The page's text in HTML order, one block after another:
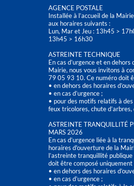
AGENCE POSTALE
Installée à l’accueil de la
aux horaires suivants :
Lun, Mar et Jeu : 13h45 >
13h45 > 16h30
ASTREINTE TECHNIQUE
En cas d’urgence et en
Mairie, nous vous invitons à
79 05 93 10. Ce numéro doit
• en dehors des horaires
• en cas d’urgence ;
• pour des motifs relatifs à
feux tricolores, chute d’arbres,
ASTREINTE TRANQUILLITÉ
MARS 2026
En cas d’urgence liée à la
horaires d'ouverture de la
l’astreinte tranquillité
doit être composé uniquement
• en dehors des horaires
• en cas d’urgence ;